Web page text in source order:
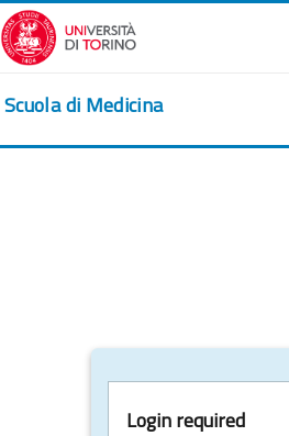
Skip to main content
Scuola di Medicina
Login required